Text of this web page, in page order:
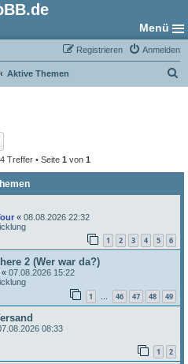
Menü
Anmelden
Registrieren
Aktive Themen
Treffer • Seite 1 von 1
« 08.08.2026 22:32
1 2 3 4 5 6
2 (Wer war da?)
« 07.08.2026 15:22
1 … 46 47 48 49
08:33
1 2